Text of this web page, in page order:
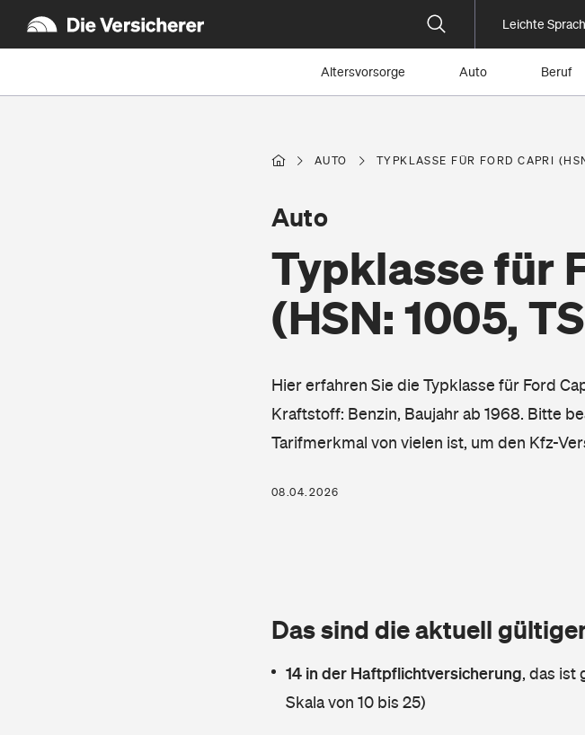
Leichte
Altersvorsorge Auto Beruf
AUTO TYPKLASSE FÜR FORD CAPRI
Typklasse für
(HSN: 1005,
Auto
Hier erfahren Sie die Typklasse für Ford
Kraftstoff: Benzin, Baujahr ab 1968. Bitte
Tarifmerkmal von vielen ist, um den Kfz-
08.04.2026
Das sind die aktuell
14 in der Haftpflichtversicherung, das ist
Skala von 10 bis 25)